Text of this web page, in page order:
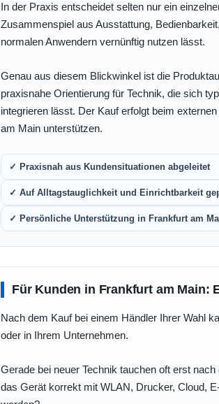
In der Praxis entscheidet selten nur ein
Zusammenspiel aus Ausstattung,
normalen Anwendern vernünftig nutzen lässt.
Genau aus diesem Blickwinkel ist die
praxisnahe Orientierung für Technik, die sich
integrieren lässt. Der Kauf erfolgt beim
am Main unterstützen.
✓ Praxisnah aus Kundensituationen abgeleitet
✓ Auf Alltagstauglichkeit und Einrichtbarkeit
✓ Persönliche Unterstützung in Frankfurt am
Für Kunden in Frankfurt am Main:
Nach dem Kauf bei einem Händler Ihrer Wahl
oder in Ihrem Unternehmen.
Gerade bei neuer Technik tauchen oft erst
das Gerät korrekt mit WLAN, Drucker, Cloud,